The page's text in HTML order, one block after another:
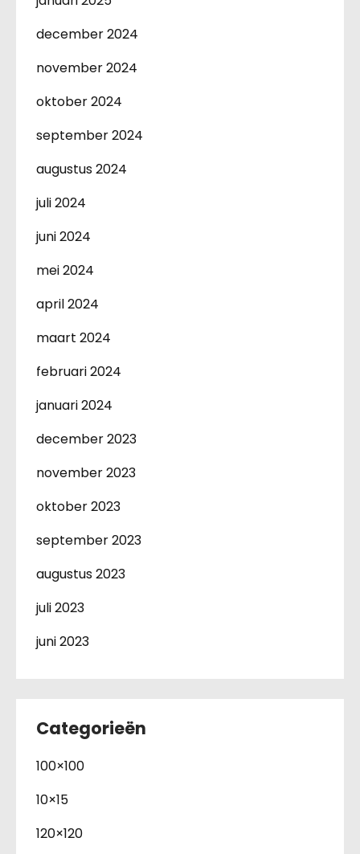
december 2024
november 2024
oktober 2024
september 2024
augustus 2024
juli 2024
juni 2024
mei 2024
april 2024
maart 2024
februari 2024
januari 2024
december 2023
november 2023
oktober 2023
september 2023
augustus 2023
juli 2023
juni 2023
Categorieën
100×100
10×15
120×120